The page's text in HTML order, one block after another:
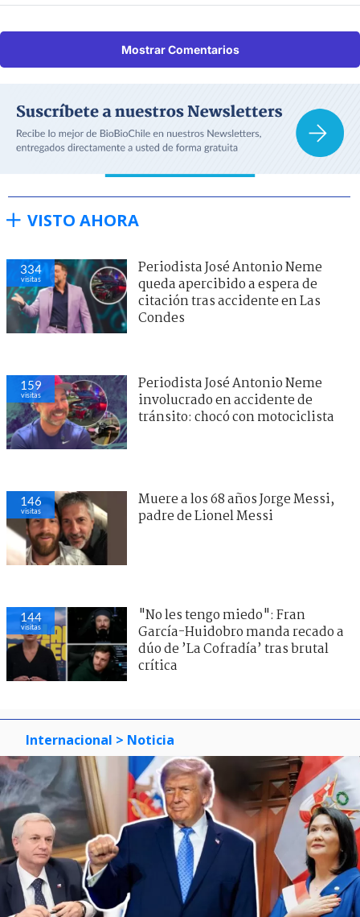
Mostrar Comentarios
VISTO AHORA
334
visitas
Periodista José Antonio Neme
queda apercibido a espera de
citación tras accidente en Las
Condes
159
visitas
Periodista José Antonio Neme
involucrado en accidente de
tránsito: chocó con motociclista
146
visitas
Muere a los 68 años Jorge Messi,
padre de Lionel Messi
144
visitas
"No les tengo miedo": Fran
García-Huidobro manda recado a
dúo de ’La Cofradía’ tras brutal
crítica
Internacional > Noticia